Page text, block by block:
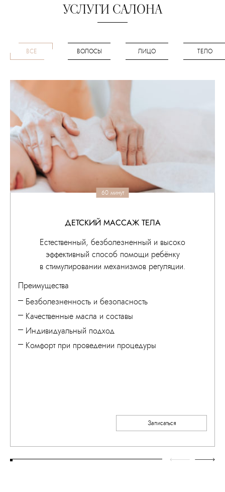
УСЛУГИ САЛОНА
ВСЕ ВОЛОСЫ ЛИЦО ТЕЛО
60 минут
ДЕТСКИЙ МАССАЖ ТЕЛА
Естественный, безболезненный и высоко
эффективный способ помощи ребёнку
в стимулировании механизмов регуляции.
Преимущества
Безболезненность и безопасность
Качественные масла и составы
Индивидуальный подход
Комфорт при проведении процедуры
Записаться